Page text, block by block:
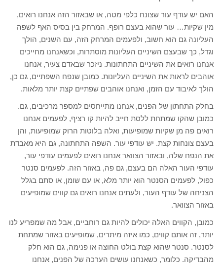
האם יש עודף עור שצונח כלפי מטה, או שבאזור הזה אנחנו רואים,
מין שקיות… עור שהוא בעצם רופף. המרחק בין בסיס האף לשפה
העליונה גם הוא חשוב, ולפעמים המרחק הזה, עם השנים, הולך
וגדל, כך שבעצם השיניים העליונות מוסתרות, וכשאנחנו מחייכים
אנחנו רואים את השיניים התחתונות. ניזכר שבאדם צעיר, אנחנו
אוהבים לראות את השיניים העליונות. כמובן שנפח השפתיים, גם כן,
הולך לאיבוד עם הזמן, ואנחנו אוהבים שפתיים קצת יותר מלאות.
בחלק התחתון של הפנים, אנחנו מתייחסים למספר מרכיבים, גם.
כמובן שהקו שמתחת ללסת חייב להיות קו רציף, לפעמים אנחנו
רואים פה מן שקיות שמופיעות, ואלה בלוטות הרוק שמופיעות, והן
בעצם צונחות קצת. יש עודפי עור. השפה התחתונה, גם היא מאבדת
את הנפח שלה, ובאזור הצוואר אנחנו רואים לפעמים עודפי עור,
עודפי העור האלה הם בעצם, גם פה, באזור הזה. לפעמים סנטר
כפול, לפעמים הסנטר הוא יותר מלא, או עם שומן, או סתם בגלל
הצניחה של עודף העור, ולעתים אנחנו רואים גם קווים שמופיעים
באזור הצוואר.
כמובן, הקווים האלה יכולים להיות גם רוחביים, אבל מה שמפריע לנו
יותר, זה אותם קווים, כמו איזה מיתרים, שמופיעים באזור שמתחת
לסנטר. סנטר שהוא קצת בולט החוצה או פנימה, גם הוא חלק
מהבדיקה. כלומר, כשאנחנו עושים הערכה של הפנים, אנחנו